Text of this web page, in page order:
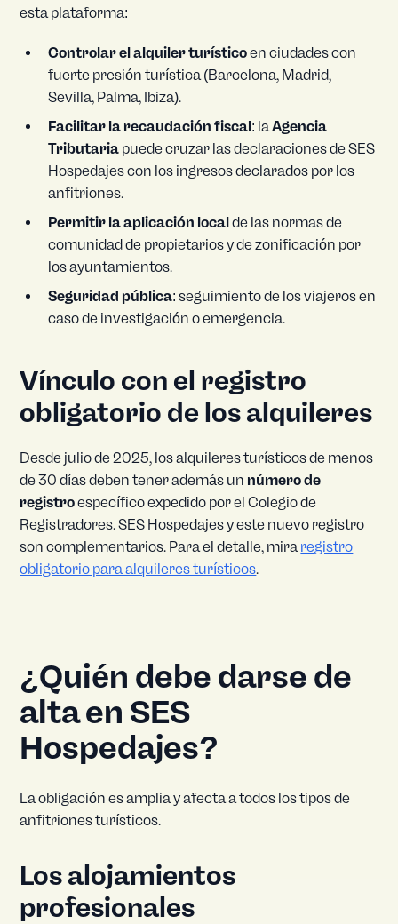
esta plataforma:
Controlar el alquiler turísticoen ciudades con
fuerte presión turística (Barcelona, Madrid,
Sevilla, Palma, Ibiza).
Facilitar la recaudación fiscal: laAgencia
Tributaria puede cruzar las declaraciones de SES
Hospedajes con los ingresos declarados por los
anfitriones.
Permitir la aplicación localde las normas de
comunidad de propietarios y de zonificación por
los ayuntamientos.
Seguridad pública: seguimiento de los viajeros en
caso de investigación o emergencia.
Vínculo con el registro
obligatorio de los alquileres
Desde julio de 2025, los alquileres turísticos de menos
de 30 días deben tener además un número de
registroespecífico expedido por el Colegio de
Registradores. SES Hospedajes y este nuevo registro
son complementarios. Para el detalle, miraregistro
obligatorio para alquileres turísticos.
¿Quién debe darse de
alta en SES
Hospedajes?
La obligación es amplia y afecta a todos los tipos de
anfitriones turísticos.
Los alojamientos
profesionales